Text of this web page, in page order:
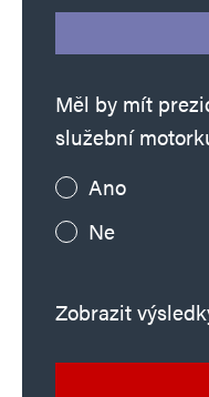
Měl by mít
služební
Ano
Ne
Zobrazit